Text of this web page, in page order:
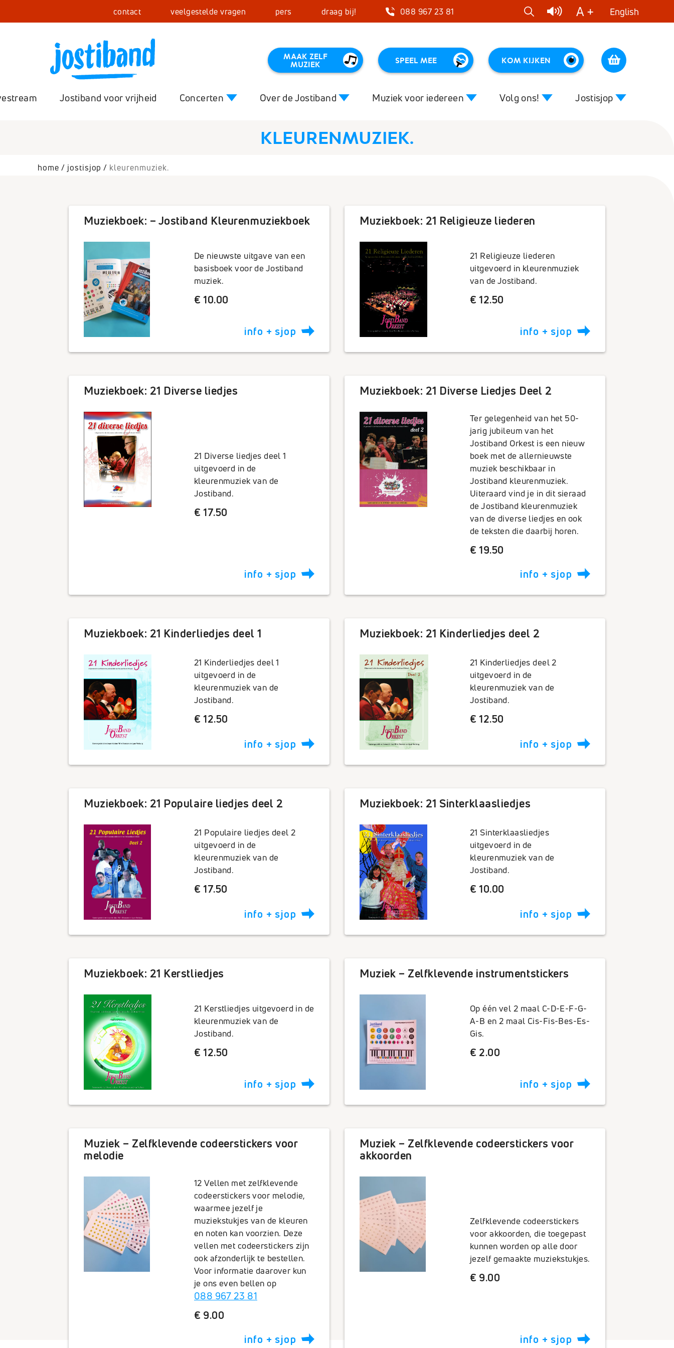
contact veelgestelde vragen pers draag bij! 088 967 23 81 A + English
MAAK ZELF
MUZIEK SPEEL MEE KOM KIJKEN Cart
Jostiband voor vrijheid Concerten
Close
Zelf organiseren
facebook youtube
Over de Jostiband
Curaçao
Draag bij!
Veelgestelde vragen
linkedin
Muziek voor iedereen
Kleurenmuziek
G-orkest starten
facebook linkedin instagram
Volg ons! Jostisjop
KLEURENMUZIEK.
home jostisjop kleurenmuziek.
Muziekboek: – Jostiband Kleurenmuziekboek
De nieuwste uitgave van een
basisboek voor de Jostiband
muziek.
€ 10.00
info + sjop
Muziekboek: 21 Religieuze liederen
21 Religieuze liederen
uitgevoerd in kleurenmuziek
van de Jostiband.
€ 12.50
info + sjop
Muziekboek: 21 Diverse liedjes
21 Diverse liedjes deel 1
uitgevoerd in de
kleurenmuziek van de
Jostiband.
€ 17.50
info + sjop
Muziekboek: 21 Diverse Liedjes Deel 2
Ter gelegenheid van het 50-
jarig jubileum van het
Jostiband Orkest is een nieuw
boek met de allernieuwste
muziek beschikbaar in
Jostiband kleurenmuziek.
Uiteraard vind je in dit sieraad
de Jostiband kleurenmuziek
van de diverse liedjes en ook
de teksten die daarbij horen.
€ 19.50
info + sjop
Muziekboek: 21 Kinderliedjes deel 1
21 Kinderliedjes deel 1
uitgevoerd in de
kleurenmuziek van de
Jostiband.
€ 12.50
info + sjop
Muziekboek: 21 Kinderliedjes deel 2
21 Kinderliedjes deel 2
uitgevoerd in de
kleurenmuziek van de
Jostiband.
€ 12.50
info + sjop
Muziekboek: 21 Populaire liedjes deel 2
21 Populaire liedjes deel 2
uitgevoerd in de
kleurenmuziek van de
Jostiband.
€ 17.50
info + sjop
Muziekboek: 21 Sinterklaasliedjes
21 Sinterklaasliedjes
uitgevoerd in de
kleurenmuziek van de
Jostiband.
€ 10.00
info + sjop
Muziekboek: 21 Kerstliedjes
21 Kerstliedjes uitgevoerd in de
kleurenmuziek van de
Jostiband.
€ 12.50
info + sjop
Muziek – Zelfklevende instrumentstickers
Op één vel 2 maal C-D-E-F-G-
A-B en 2 maal Cis-Fis-Bes-Es-
Gis.
€ 2.00
info + sjop
Muziek – Zelfklevende codeerstickers voor
melodie
12 Vellen met zelfklevende
codeerstickers voor melodie,
waarmee jezelf je
muziekstukjes van de kleuren
en noten kan voorzien. Deze
vellen met codeerstickers zijn
ook afzonderlijk te bestellen.
Voor informatie daarover kun
je ons even bellen op
088 967 23 81
€ 9.00
info + sjop
Muziek – Zelfklevende codeerstickers voor
akkoorden
Zelfklevende codeerstickers
voor akkoorden, die toegepast
kunnen worden op alle door
jezelf gemaakte muziekstukjes.
€ 9.00
info + sjop